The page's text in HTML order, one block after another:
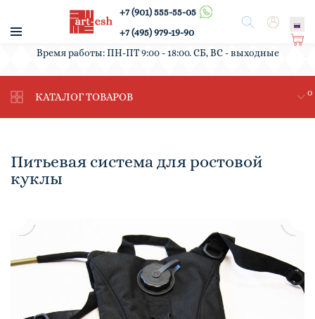
Поиск
+7 (901) 555-55-05
+7 (495) 979-19-90
Ко
ин
а
0
Вход
/
Время работы: ПН-ПТ 9:00 - 18:00. СБ, ВС - выходные
КАТАЛОГ ТОВАРОВ
Питьевая система для ростовой
куклы